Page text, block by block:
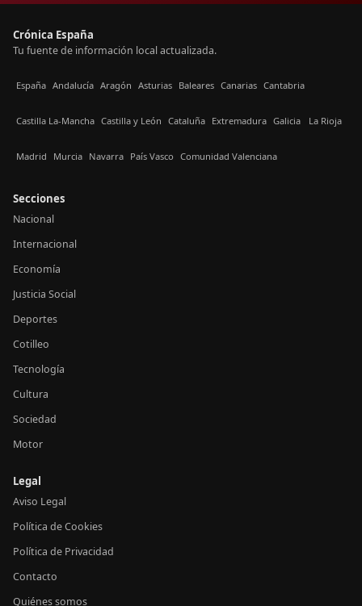
Crónica España
Tu fuente de información local actualizada.
España Andalucía Aragón Asturias Baleares Canarias Cantabria
Castilla La-Mancha Castilla y León Cataluña Extremadura Galicia La Rioja
Madrid Murcia Navarra País Vasco Comunidad Valenciana
Secciones
Nacional
Internacional
Economía
Justicia Social
Deportes
Cotilleo
Tecnología
Cultura
Sociedad
Motor
Legal
Aviso Legal
Política de Cookies
Política de Privacidad
Contacto
Quiénes somos